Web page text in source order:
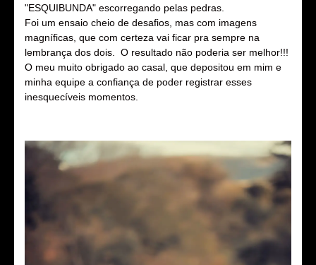
"ESQUIBUNDA" escorregando pelas pedras.
Foi um ensaio cheio de desafios, mas com imagens
magníficas, que com certeza vai ficar pra sempre na
lembrança dos dois. O resultado não poderia ser melhor!!!
O meu muito obrigado ao casal, que depositou em mim e
minha equipe a confiança de poder registrar esses
inesquecíveis momentos.